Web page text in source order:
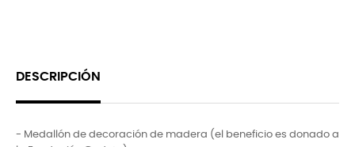
DESCRIPCIÓN
- Medallón de decoración de madera (el beneficio es donado a